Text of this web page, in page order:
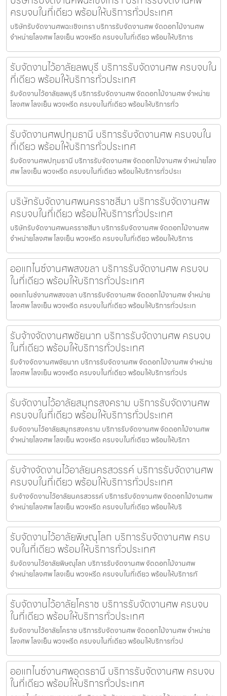
ครบจบในที่เดียว พร้อมให้บริการทั่วประเทศ
บริษัทรับจัดงานศพฉะเชิงเทรา บริการรับจัดงานศพ จัดดอกไม้งานศพ
จำหน่ายโลงศพ โลงเย็น พวงหรีด ครบจบในที่เดียว พร้อมให้บริการ
รับจัดงานไว้อาลัยลพบุรี บริการรับจัดงานศพ ครบจบใน
ที่เดียว พร้อมให้บริการทั่วประเทศ
รับจัดงานไว้อาลัยลพบุรี บริการรับจัดงานศพ จัดดอกไม้งานศพ จำหน่าย
โลงศพ โลงเย็น พวงหรีด ครบจบในที่เดียว พร้อมให้บริการทั่ว
รับจัดงานศพปทุมธานี บริการรับจัดงานศพ ครบจบใน
ที่เดียว พร้อมให้บริการทั่วประเทศ
รับจัดงานศพปทุมธานี บริการรับจัดงานศพ จัดดอกไม้งานศพ จำหน่ายโลง
ศพ โลงเย็น พวงหรีด ครบจบในที่เดียว พร้อมให้บริการทั่วประเ
บริษัทรับจัดงานศพนครราชสีมา บริการรับจัดงานศพ
ครบจบในที่เดียว พร้อมให้บริการทั่วประเทศ
บริษัทรับจัดงานศพนครราชสีมา บริการรับจัดงานศพ จัดดอกไม้งานศพ
จำหน่ายโลงศพ โลงเย็น พวงหรีด ครบจบในที่เดียว พร้อมให้บริการ
ออแกไนซ์งานศพสงขลา บริการรับจัดงานศพ ครบจบ
ในที่เดียว พร้อมให้บริการทั่วประเทศ
ออแกไนซ์งานศพสงขลา บริการรับจัดงานศพ จัดดอกไม้งานศพ จำหน่าย
โลงศพ โลงเย็น พวงหรีด ครบจบในที่เดียว พร้อมให้บริการทั่วประเท
รับจ้างจัดงานศพชัยนาท บริการรับจัดงานศพ ครบจบ
ในที่เดียว พร้อมให้บริการทั่วประเทศ
รับจ้างจัดงานศพชัยนาท บริการรับจัดงานศพ จัดดอกไม้งานศพ จำหน่าย
โลงศพ โลงเย็น พวงหรีด ครบจบในที่เดียว พร้อมให้บริการทั่วปร
รับจัดงานไว้อาลัยสมุทรสงคราม บริการรับจัดงานศพ
ครบจบในที่เดียว พร้อมให้บริการทั่วประเทศ
รับจัดงานไว้อาลัยสมุทรสงคราม บริการรับจัดงานศพ จัดดอกไม้งานศพ
จำหน่ายโลงศพ โลงเย็น พวงหรีด ครบจบในที่เดียว พร้อมให้บริกา
รับจ้างจัดงานไว้อาลัยนครสวรรค์ บริการรับจัดงานศพ
ครบจบในที่เดียว พร้อมให้บริการทั่วประเทศ
รับจ้างจัดงานไว้อาลัยนครสวรรค์ บริการรับจัดงานศพ จัดดอกไม้งานศพ
จำหน่ายโลงศพ โลงเย็น พวงหรีด ครบจบในที่เดียว พร้อมให้บริ
รับจัดงานไว้อาลัยพิษณุโลก บริการรับจัดงานศพ ครบ
จบในที่เดียว พร้อมให้บริการทั่วประเทศ
รับจัดงานไว้อาลัยพิษณุโลก บริการรับจัดงานศพ จัดดอกไม้งานศพ
จำหน่ายโลงศพ โลงเย็น พวงหรีด ครบจบในที่เดียว พร้อมให้บริการทั
รับจัดงานไว้อาลัยโคราช บริการรับจัดงานศพ ครบจบ
ในที่เดียว พร้อมให้บริการทั่วประเทศ
รับจัดงานไว้อาลัยโคราช บริการรับจัดงานศพ จัดดอกไม้งานศพ จำหน่าย
โลงศพ โลงเย็น พวงหรีด ครบจบในที่เดียว พร้อมให้บริการทั่วป
ออแกไนซ์งานศพอุดรธานี บริการรับจัดงานศพ ครบจบ
ในที่เดียว พร้อมให้บริการทั่วประเทศ